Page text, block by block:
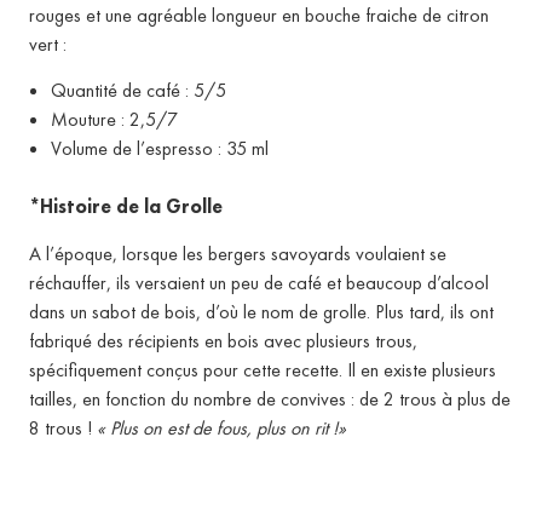
rouges et une agréable longueur en bouche fraiche de citron
vert :
Quantité de café : 5/5
Mouture : 2,5/7
Volume de l’espresso : 35 ml
*Histoire de la Grolle
A l’époque, lorsque les bergers savoyards voulaient se
réchauffer, ils versaient un peu de café et beaucoup d’alcool
dans un sabot de bois, d’où le nom de grolle. Plus tard, ils ont
fabriqué des récipients en bois avec plusieurs trous,
spécifiquement conçus pour cette recette. Il en existe plusieurs
tailles, en fonction du nombre de convives : de 2 trous à plus de
8 trous ! « Plus on est de fous, plus on rit !»